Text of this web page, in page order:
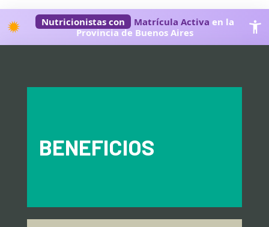
Nutricionistas con Matrícula Activa en la
Provincia de Buenos Aires
BENEFICIOS